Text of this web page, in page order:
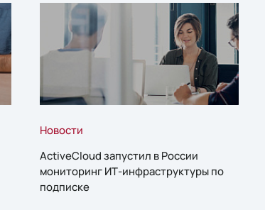
Новости
ActiveCloud запустил в России
мониторинг ИТ-инфраструктуры по
подписке